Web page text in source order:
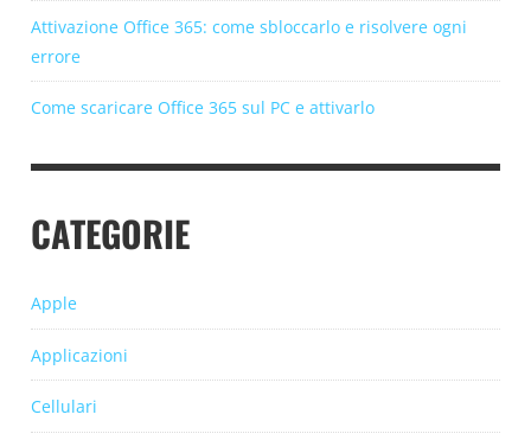
Attivazione Office 365: come sbloccarlo e risolvere ogni
errore
Come scaricare Office 365 sul PC e attivarlo
CATEGORIE
Apple
Applicazioni
Cellulari